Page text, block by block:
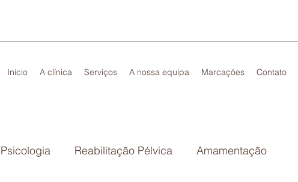
Início A clínica Serviços A nossa equipa Marcações Contato
Psicologia Reabilitação Pélvica Amamentação